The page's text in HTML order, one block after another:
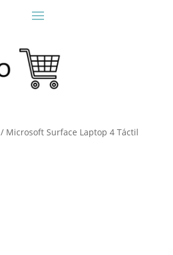
/ Microsoft Surface Laptop 4 Táctil